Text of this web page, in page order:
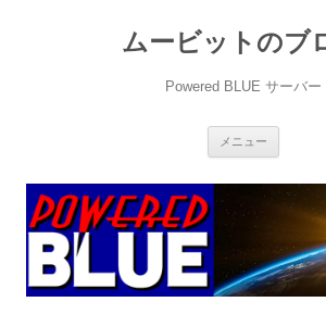
ムービットのブ
Powered BLUE サーバー
メニュー
ツ
ッ
プ